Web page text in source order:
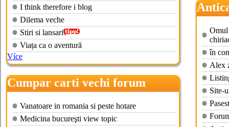
I think therefore i blog
Dilema veche
Stiri si lansari
Viața ca o aventură
Více
Cumpar carti vechi forum
Vanatoare in romania si peste hotare
Medicina bucureşti view topic
carti
Omul
în
Alex
Site-